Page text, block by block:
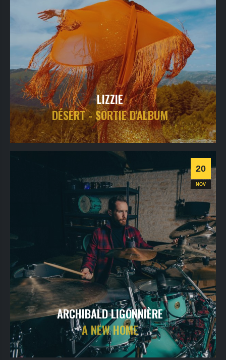
LIZZIE
DÉSERT - SORTIE D'ALBUM
jeudi19nov2026- 20h30- Le Triton
World
20
NOV
ARCHIBALD LIGONNIÈRE
A NEW HOME
vendredi20nov2026- 20h30- Le Triton